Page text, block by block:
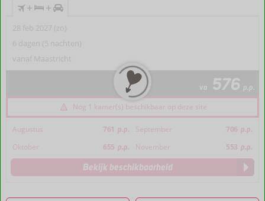
+ +
28 feb 2027 (zo)
6 dagen (5 nachten)
vanaf Maastricht
va 576 p.p.
Nog 1 kamer(s) beschikbaar op deze site
Augustus 761 p.p. September 706 p.p.
Oktober
655 p.p. November 553 p.p.
Bekijk beschikbaarheid